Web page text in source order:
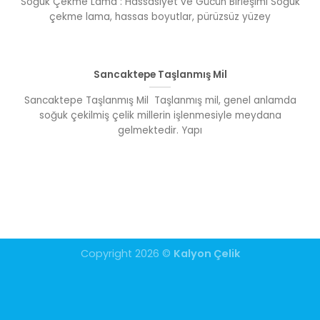
çekme lama, hassas boyutlar, pürüzsüz yüzey
Sancaktepe Taşlanmış Mil
Sancaktepe Taşlanmış Mil Taşlanmış mil, genel anlamda
soğuk çekilmiş çelik millerin işlenmesiyle meydana
gelmektedir. Yapı
Copyright 2026 © Kalyon Çelik